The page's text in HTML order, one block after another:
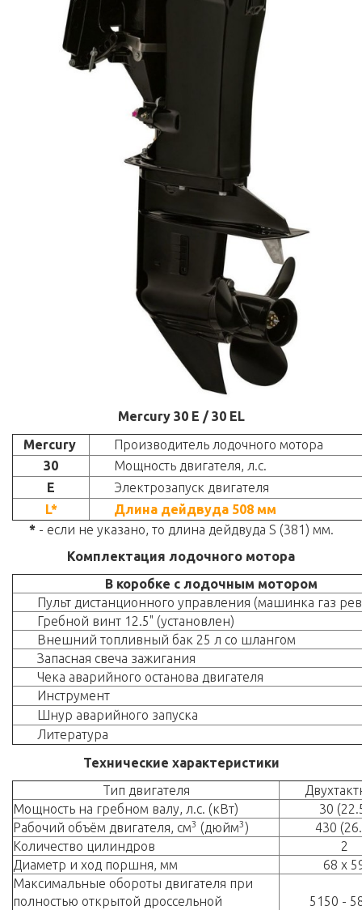
Mercury 30 E / 30 EL
Mercury
Производитель лодочного мотора
30
Мощность двигателя, л.с.
E
Электрозапуск двигателя
L*
Длина дейдвуда 508 мм
*- если не указано, то длина дейдвуда S (381) мм.
Комплектация лодочного мотора
В коробке с лодочным мотором
Пульт дистанционного управления (машинка газ
Гребной винт 12.5" (установлен)
Внешний топливный бак 25 л со шлангом
Запасная свеча зажигания
Чека аварийного останова двигателя
Инструмент
Шнур аварийного запуска
Литература
Технические характеристики
Тип двигателя
Мощность на гребном валу, л.с. (кВт)
30
Рабочий объём двигателя, см3 (дюйм3)
430
Количество цилиндров
2
Диаметр и ход поршня, мм
68 x
Максимальные обороты двигателя при
полностью открытой дроссельной
5150 -